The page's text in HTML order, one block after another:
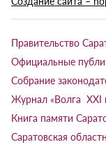
Правительство
Официальные
Собрание
Журнал «Волга XXI
Книга памяти
Саратовская